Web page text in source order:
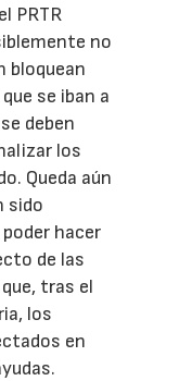
PRTR
no
bloquean
se iban a
deben
los
Queda aún
sido
hacer
de las
tras el
los
en